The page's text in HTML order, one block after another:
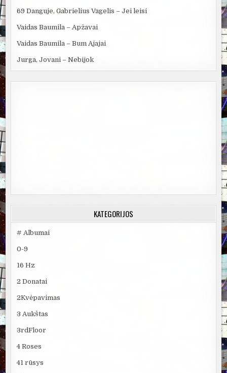
69 Danguje, Gabrielius Vagelis – Jei leisi
Vaidas Baumila – Apžavai
Vaidas Baumila – Bum Ajajai
Jurga, Jovani – Nebijok
KATEGORIJOS
# Albumai
0-9
16 Hz
2 Donatai
2Kvėpavimas
3 Aukštas
3rdFloor
4 Roses
41 rūsys